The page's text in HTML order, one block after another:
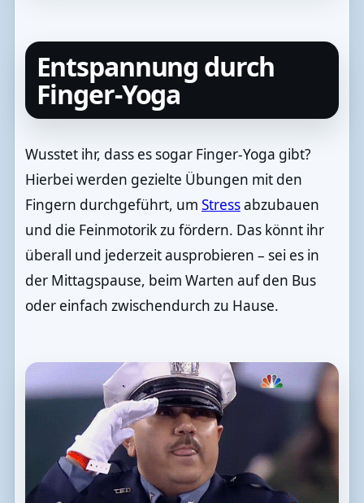
Entspannung durch
Finger-Yoga
Wusstet ihr, dass es sogar Finger-Yoga gibt?
Hierbei werden gezielte Übungen mit den
Fingern durchgeführt, um Stressabzubauen
und die Feinmotorik zu fördern. Das könnt ihr
überall und jederzeit ausprobieren – sei es in
der Mittagspause, beim Warten auf den Bus
oder einfach zwischendurch zu Hause.